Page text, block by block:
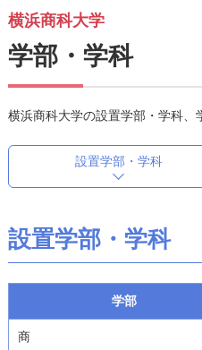
横浜商科大学
学部・学科
横浜商科大学の設置学部・学科、
設置学部・学科
設置学部・学科
学部
商